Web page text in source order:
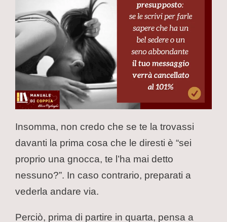
Insomma, non credo che se te la trovassi
davanti la prima cosa che le diresti è “sei
proprio una gnocca, te l’ha mai detto
nessuno?”. In caso contrario, preparati a
vederla andare via.
Perciò, prima di partire in quarta, pensa a